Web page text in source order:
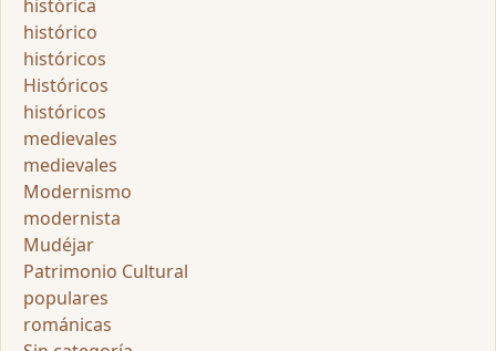
histórica
histórico
históricos
Históricos
históricos
medievales
medievales
Modernismo
modernista
Mudéjar
Patrimonio Cultural
populares
románicas